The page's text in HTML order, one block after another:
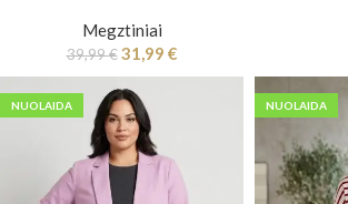
Megztiniai
39,99€ 31,99 €
NUOLAIDA NUOLAIDA